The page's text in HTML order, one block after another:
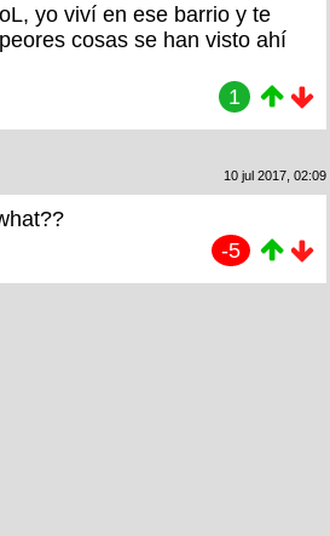
yo viví en ese barrio y te
cosas se han visto ahí
1
10 jul 2017, 02:09
-5